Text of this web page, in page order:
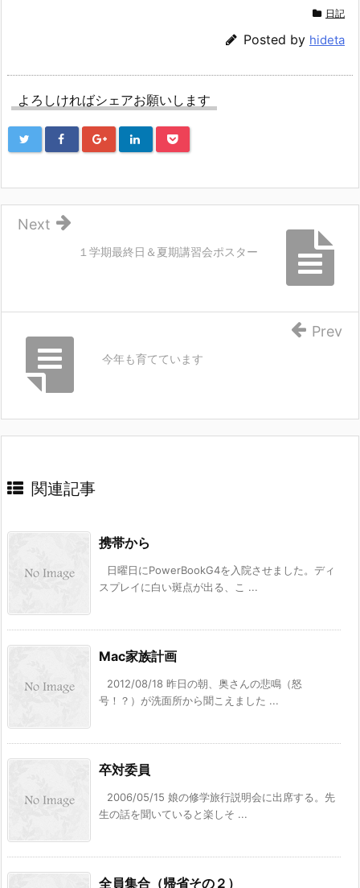
日記
Posted by hideta
よろしければシェアお願いします
１学期最終日＆夏期講習会ポスター
Next
今年も育てています
Prev
関連記事
携帯から
日曜日にPowerBookG4を入院させました。ディ
スプレイに白い斑点が出る、こ ...
Mac家族計画
2012/08/18 昨日の朝、奥さんの悲鳴（怒
号！？）が洗面所から聞こえました ...
卒対委員
2006/05/15 娘の修学旅行説明会に出席する。先
生の話を聞いていると楽しそ ...
全員集合（帰省その２）